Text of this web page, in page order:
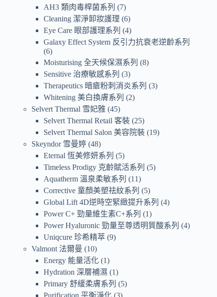
AH3 類肉毒桿菌系列
7
Cleaning 潔淨卸妝護理 6
Eye Care 眼部護理系列
4
Galaxy Effect System 反引力抗衰老逆齡系列
6
Moisturising 全天候保濕系列
8
Sensitive 治療敏感系列
3
Therapeutics 暗瘡粉刺消炎系列
3
Whitening 美白換膚系列
2
Selvert Thermal 雪妃雅 45
Selvert Thermal Retail 客裝 25
Selvert Thermal Salon 美容院裝 19
Skeyndor 雪曼婷 48
Eternal 恆美修妍系列
5
Timeless Prodigy 克齡賦活系列
5
Aquatherm 溫泉柔敏系列
11
Corrective 童顏美塑祛紋系列
5
Global Lift 4D逆時空緊緻提升系列
4
Power C+ 勁量維生素C+系列
1
Power Hyaluronic 勁量至尊透明質酸系列
4
Uniqcure 珍希精萃 9
Valmont 法爾曼
10
Energy 能量活化 1
Hydration 深層補濕
1
Primary 舒緩柔膚系列
5
Purification 平衡淨化 3